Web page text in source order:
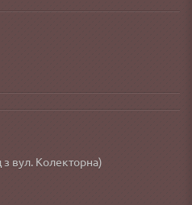
з вул. Колекторна)